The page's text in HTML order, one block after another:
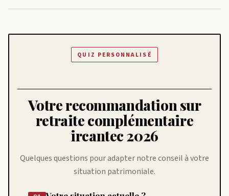
QUIZ PERSONNALISÉ
Votre recommandation sur
retraite complémentaire
ircantec 2026
Quelques questions pour adapter notre conseil à votre
situation patrimoniale.